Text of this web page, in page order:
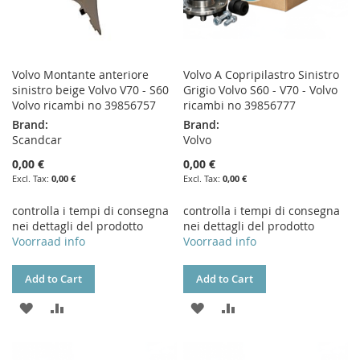
Volvo Montante anteriore
sinistro beige Volvo V70 - S60
Volvo ricambi no 39856757
Brand:
Scandcar
0,00 €
0,00 €
controlla i tempi di consegna
nei dettagli del prodotto
Voorraad info
Add to Cart
ADD
Volvo A Copripilastro Sinistro
Grigio Volvo S60 - V70 - Volvo
ricambi no 39856777
Brand:
Volvo
0,00 €
0,00 €
controlla i tempi di consegna
nei dettagli del prodotto
Voorraad info
Add to Cart
ADD